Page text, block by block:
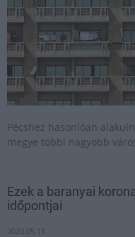
Pécshez hasonlóan
megye többi nagyobb
Ezek a baranyai
időpontjai
2020.05.11